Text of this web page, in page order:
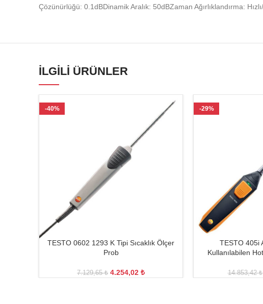
Çözünürlüğü: 0.1dBDinamik Aralık: 50dBZaman Ağırlıklandırma:
İLGILI ÜRÜNLER
-40%
TESTO 0602 1293 K Tipi Sıcaklık Ölçer
Prob
7.129,65₺ 4.254,02 ₺
-29%
TESTO 405i
Kullanılabilen
14.853,42₺